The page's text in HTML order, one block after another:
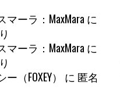
マーラ：MaxMaraに
マーラ：MaxMaraに
（FOXEY）
に 匿名